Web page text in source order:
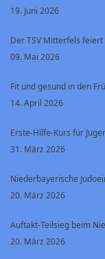
19. Juni 2026
Der TSV Mitterfels
09. Mai 2026
Fit und gesund in den
14. April 2026
Erste-Hilfe-Kurs für
31. März 2026
Niederbayerische
20. März 2026
Auftakt-Teilsieg beim
20. März 2026